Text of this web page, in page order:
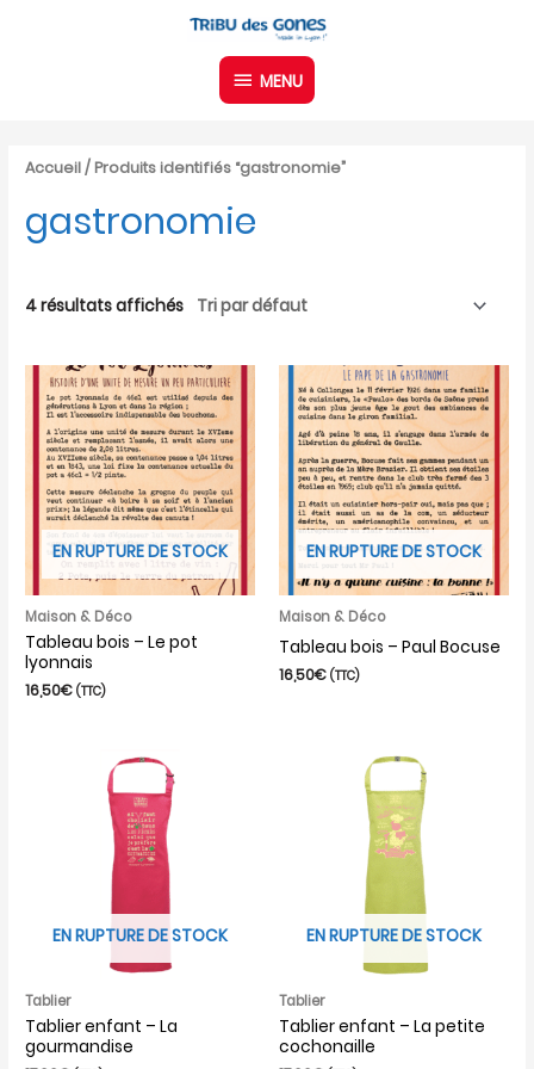
MENU
MENU
Accueil/ Produits identifiés “gastronomie”
gastronomie
4 résultats affichés
EN RUPTURE DE STOCK
Maison & Déco
Tableau bois – Le pot
lyonnais
16,50€ (TTC)
EN RUPTURE DE STOCK
Maison & Déco
Tableau bois – Paul Bocuse
16,50€ (TTC)
EN RUPTURE DE STOCK
Tablier
Tablier enfant – La
gourmandise
EN RUPTURE DE STOCK
Tablier
Tablier enfant – La petite
cochonaille